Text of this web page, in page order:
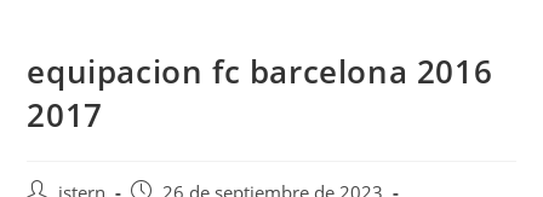
equipacion fc barcelona 2016
2017
Autor
Publicación